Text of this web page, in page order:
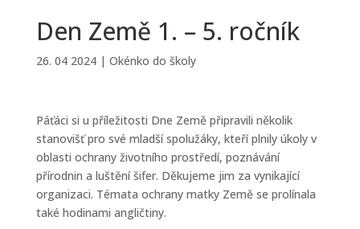
Den Země 1. – 5. ročník
26. 04 2024| Okénko do školy
Páťáci si u příležitosti Dne Země připravili několik
stanovišť pro své mladší spolužáky, kteří plnily úkoly v
oblasti ochrany životního prostředí, poznávání
přírodnin a luštění šifer. Děkujeme jim za vynikající
organizaci. Témata ochrany matky Země se prolínala
také hodinami angličtiny.